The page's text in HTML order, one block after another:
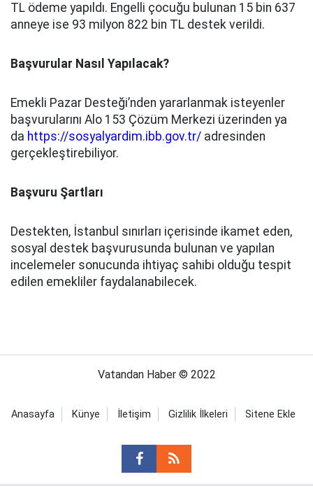
TL ödeme yapıldı. Engelli çocuğu bulunan 15 bin 637
anneye ise 93 milyon 822 bin TL destek verildi.
Başvurular Nasıl Yapılacak?
Emekli Pazar Desteği’nden yararlanmak isteyenler
başvurularını Alo 153 Çözüm Merkezi üzerinden ya
da https://sosyalyardim.ibb.gov.tr/ adresinden
gerçekleştirebiliyor.
Başvuru Şartları
Destekten, İstanbul sınırları içerisinde ikamet eden,
sosyal destek başvurusunda bulunan ve yapılan
incelemeler sonucunda ihtiyaç sahibi olduğu tespit
edilen emekliler faydalanabilecek.
Vatandan Haber © 2022
Anasayfa Künye İletişim Gizlilik İlkeleri Sitene Ekle